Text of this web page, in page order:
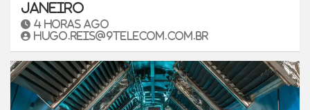
Janeiro
4 horas ago
hugo.reis@9telecom.com.br